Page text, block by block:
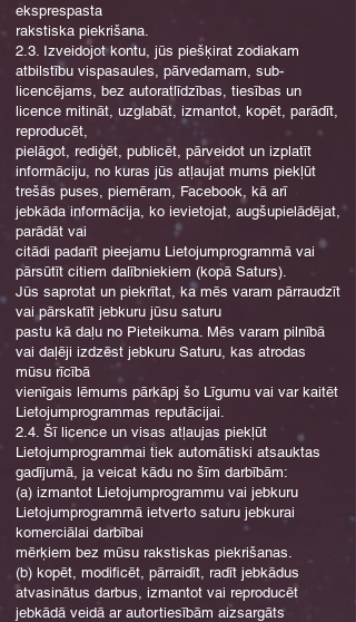
eksprespasta
rakstiska piekrišana.
2.3. Izveidojot kontu, jūs piešķirat zodiakam
atbilstību vispasaules, pārvedamam, sub-
licencējams, bez autoratlīdzības, tiesības un
licence mitināt, uzglabāt, izmantot, kopēt, parādīt,
reproducēt,
pielāgot, rediģēt, publicēt, pārveidot un izplatīt
informāciju, no kuras jūs atļaujat mums piekļūt
trešās puses, piemēram, Facebook, kā arī
jebkāda informācija, ko ievietojat, augšupielādējat,
parādāt vai
citādi padarīt pieejamu Lietojumprogrammā vai
pārsūtīt citiem dalībniekiem (kopā Saturs).
Jūs saprotat un piekrītat, ka mēs varam pārraudzīt
vai pārskatīt jebkuru jūsu saturu
pastu kā daļu no Pieteikuma. Mēs varam pilnībā
vai daļēji izdzēst jebkuru Saturu, kas atrodas
mūsu rīcībā
vienīgais lēmums pārkāpj šo Līgumu vai var kaitēt
Lietojumprogrammas reputācijai.
2.4. Šī licence un visas atļaujas piekļūt
Lietojumprogrammai tiek automātiski atsauktas
gadījumā, ja veicat kādu no šīm darbībām:
(a) izmantot Lietojumprogrammu vai jebkuru
Lietojumprogrammā ietverto saturu jebkurai
komerciālai darbībai
mērķiem bez mūsu rakstiskas piekrišanas.
(b) kopēt, modificēt, pārraidīt, radīt jebkādus
atvasinātus darbus, izmantot vai reproducēt
jebkādā veidā ar autortiesībām aizsargāts